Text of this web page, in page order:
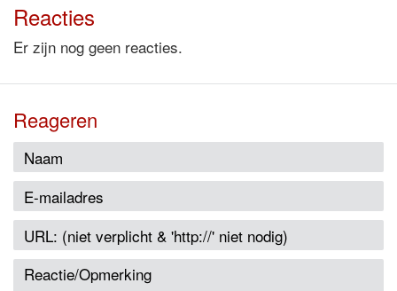
Reacties
Er zijn nog geen reacties.
Reageren